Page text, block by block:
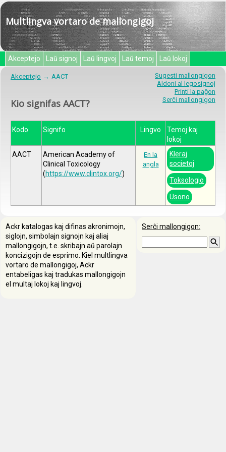
Multlingva vortaro de mallongigoj
Akceptejo Laŭ signoj Laŭ lingvoj Laŭ temoj Laŭ lokoj
Sugesti mallongigon
Aldoni al legosignoj
Printi la paĝon
Serĉi mallongigon
Akceptejo AACT
Kio signifas AACT?
Kodo Signifo Lingvo
Temoj kaj
lokoj
AACT
American Academy of
Clinical Toxicology
(https://www.clintox.org/)
En la
angla
Kleraj
societoj
Toksologio
Usono
Serĉi mallongigon:
Ackr katalogas kaj difinas akronimojn,
siglojn, simbolajn signojn kaj aliaj
mallongigojn, t.e. skribajn aŭ parolajn
koncizigojn de esprimo. Kiel multlingva
vortaro de mallongigoj, Ackr
entabeligas kaj tradukas mallongigojn
el multaj lokoj kaj lingvoj.